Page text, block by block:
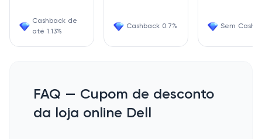
Cashback de
até 1.13%
Cashback 0.7% Sem
FAQ — Cupom de desconto
da loja online Dell